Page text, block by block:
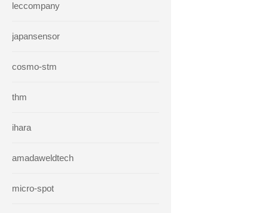
leccompany
japansensor
cosmo-stm
thm
ihara
amadaweldtech
micro-spot